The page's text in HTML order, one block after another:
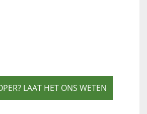
LAAT HET ONS WETEN